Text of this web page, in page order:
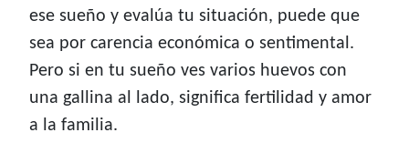
ese sueño y evalúa tu situación, puede que
sea por carencia económica o sentimental.
Pero si en tu sueño ves varios huevos con
una gallina al lado, significa fertilidad y amor
a la familia.